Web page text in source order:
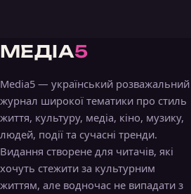
МЕДІА5
Media5 — український розважальний
журнал широкої тематики про стиль
життя, культуру, медіа, кіно, музику,
людей, події та сучасні тренди.
Видання створене для читачів, які
хочуть стежити за культурним
життям, але водночас не випадати з